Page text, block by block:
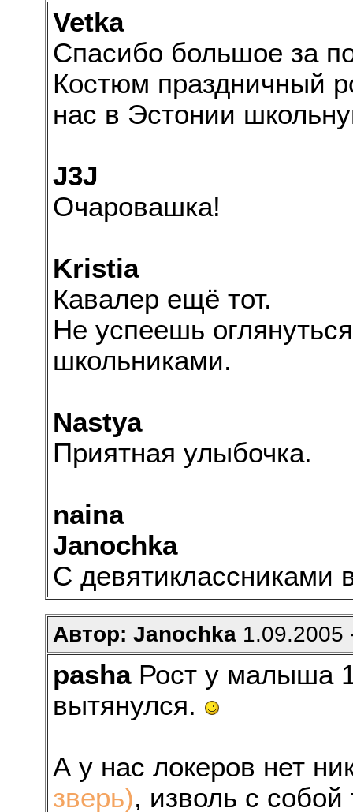
Vetka
Спасибо большое за
Костюм праздничный
нас в Эстонии
J3J
Очаровашка!
Kristia
Кавалер ещё тот.
Не успеешь
школьниками.
Nastya
Приятная улыбочка.
naina
Janochka
С девятиклассниками
Автор: Janochka1.09.2005
pashaРост у малыша
вытянулся.
А у нас локеров нет
зверь), изволь с